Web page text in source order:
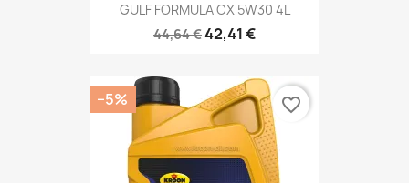
GULF FORMULA CX 5W30 4L
44,64 €42,41 €
−5% favorite_border